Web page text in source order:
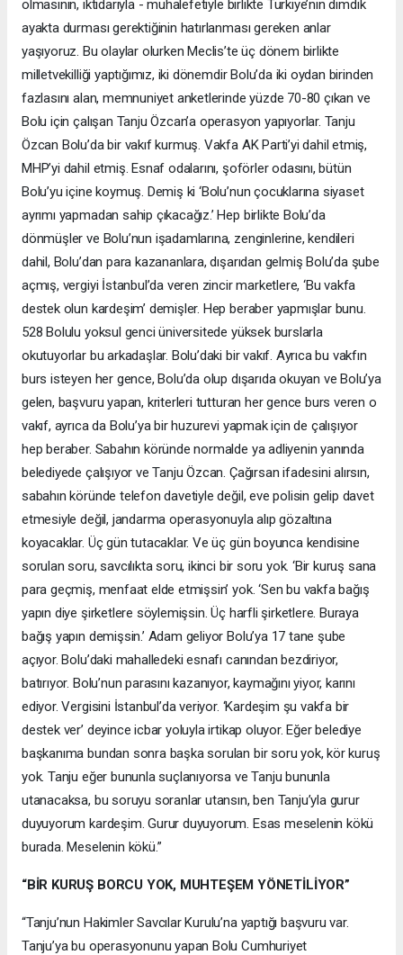
olmasının, iktidarıyla - muhalefetiyle birlikte Türkiye’nin dimdik
ayakta durması gerektiğinin hatırlanması gereken anlar
yaşıyoruz. Bu olaylar olurken Meclis’te üç dönem birlikte
milletvekilliği yaptığımız, iki dönemdir Bolu’da iki oydan birinden
fazlasını alan, memnuniyet anketlerinde yüzde 70-80 çıkan ve
Bolu için çalışan Tanju Özcan’a operasyon yapıyorlar. Tanju
Özcan Bolu’da bir vakıf kurmuş. Vakfa AK Parti’yi dahil etmiş,
MHP’yi dahil etmiş. Esnaf odalarını, şoförler odasını, bütün
Bolu’yu içine koymuş. Demiş ki ‘Bolu’nun çocuklarına siyaset
ayrımı yapmadan sahip çıkacağız.’ Hep birlikte Bolu’da
dönmüşler ve Bolu’nun işadamlarına, zenginlerine, kendileri
dahil, Bolu’dan para kazananlara, dışarıdan gelmiş Bolu’da şube
açmış, vergiyi İstanbul’da veren zincir marketlere, ‘Bu vakfa
destek olun kardeşim’ demişler. Hep beraber yapmışlar bunu.
528 Bolulu yoksul genci üniversitede yüksek burslarla
okutuyorlar bu arkadaşlar. Bolu’daki bir vakıf. Ayrıca bu vakfın
burs isteyen her gence, Bolu’da olup dışarıda okuyan ve Bolu’ya
gelen, başvuru yapan, kriterleri tutturan her gence burs veren o
vakıf, ayrıca da Bolu’ya bir huzurevi yapmak için de çalışıyor
hep beraber. Sabahın köründe normalde ya adliyenin yanında
belediyede çalışıyor ve Tanju Özcan. Çağırsan ifadesini alırsın,
sabahın köründe telefon davetiyle değil, eve polisin gelip davet
etmesiyle değil, jandarma operasyonuyla alıp gözaltına
koyacaklar. Üç gün tutacaklar. Ve üç gün boyunca kendisine
sorulan soru, savcılıkta soru, ikinci bir soru yok. ‘Bir kuruş sana
para geçmiş, menfaat elde etmişsin’ yok. ‘Sen bu vakfa bağış
yapın diye şirketlere söylemişsin. Üç harfli şirketlere. Buraya
bağış yapın demişsin.’ Adam geliyor Bolu’ya 17 tane şube
açıyor. Bolu’daki mahalledeki esnafı canından bezdiriyor,
batırıyor. Bolu’nun parasını kazanıyor, kaymağını yiyor, karını
ediyor. Vergisini İstanbul’da veriyor. ‘Kardeşim şu vakfa bir
destek ver’ deyince icbar yoluyla irtikap oluyor. Eğer belediye
başkanıma bundan sonra başka sorulan bir soru yok, kör kuruş
yok. Tanju eğer bununla suçlanıyorsa ve Tanju bununla
utanacaksa, bu soruyu soranlar utansın, ben Tanju’yla gurur
duyuyorum kardeşim. Gurur duyuyorum. Esas meselenin kökü
burada. Meselenin kökü.”
“BİR KURUŞ BORCU YOK, MUHTEŞEM YÖNETİLİYOR”
“Tanju’nun Hakimler Savcılar Kurulu’na yaptığı başvuru var.
Tanju’ya bu operasyonunu yapan Bolu Cumhuriyet